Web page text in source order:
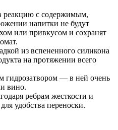
реакцию с содержимым,
напитки не будут
или привкусом и сохранят
из вспененного силикона
на протяжении всего
гидрозатвором — в ней очень
вино.
ребрам жесткости и
удобства переноски.